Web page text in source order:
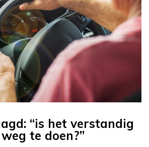
“is het verstandig
te doen?”